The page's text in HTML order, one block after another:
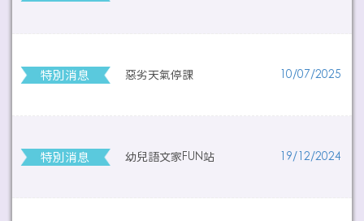
特別消息 惡劣天氣停課 10/07/2025
特別消息 幼兒語文家FUN站 19/12/2024